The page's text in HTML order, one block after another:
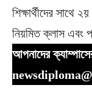
শিক্ষার্থীদের সাথে
নিয়মিত ক্লাস এবং
আপনাদের